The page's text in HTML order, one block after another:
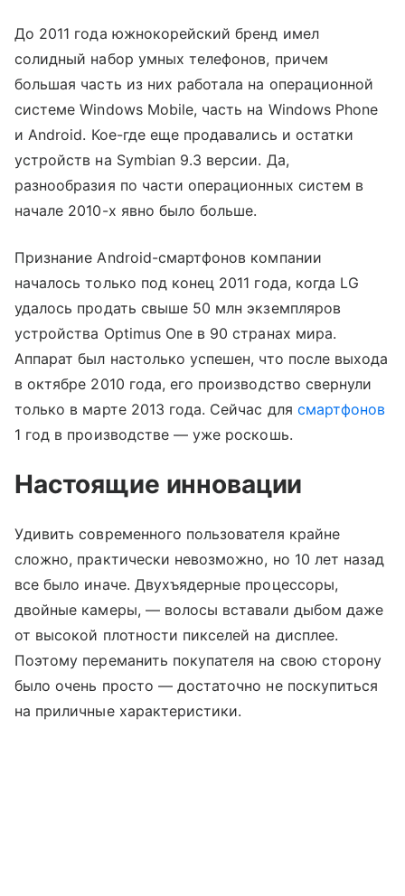
До 2011 года южнокорейский бренд имел
солидный набор умных телефонов, причем
большая часть из них работала на операционной
системе Windows Mobile, часть на Windows Phone
и Android. Кое-где еще продавались и остатки
устройств на Symbian 9.3 версии. Да,
разнообразия по части операционных систем в
начале 2010-х явно было больше.
Признание Android-смартфонов компании
началось только под конец 2011 года, когда LG
удалось продать свыше 50 млн экземпляров
устройства Optimus One в 90 странах мира.
Аппарат был настолько успешен, что после выхода
в октябре 2010 года, его производство свернули
только в марте 2013 года. Сейчас для смартфонов
1 год в производстве — уже роскошь.
Настоящие инновации
Удивить современного пользователя крайне
сложно, практически невозможно, но 10 лет назад
все было иначе. Двухъядерные процессоры,
двойные камеры, — волосы вставали дыбом даже
от высокой плотности пикселей на дисплее.
Поэтому переманить покупателя на свою сторону
было очень просто — достаточно не поскупиться
на приличные характеристики.